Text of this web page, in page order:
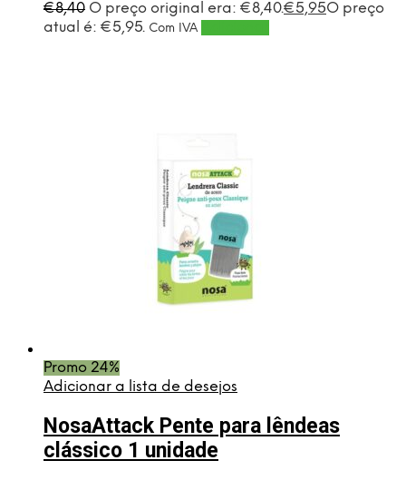
€8,40 O preço original era: €8,40.€5,95O preço
atual é: €5,95. Com IVA
Promo 24%
Adicionar a lista de desejos
NosaAttack Pente para lêndeas
clássico 1 unidade